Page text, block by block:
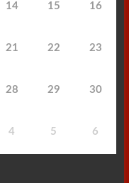
14 15 16
21 22 23
28 29 30
4 5 6